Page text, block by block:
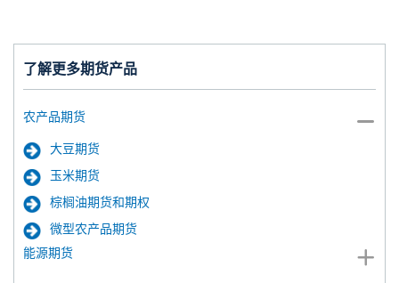
了解更多期货产品
农产品期货
大豆期货
玉米期货
棕榈油期货和期权
微型农产品期货
能源期货